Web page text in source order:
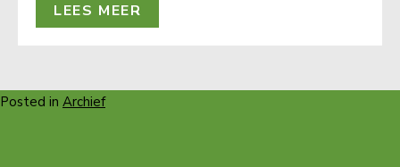
LEES MEER
Posted in Archief